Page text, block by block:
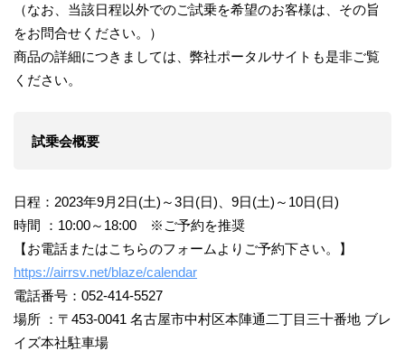
（なお、当該日程以外でのご試乗を希望のお客様は、その旨
をお問合せください。）
商品の詳細につきましては、弊社ポータルサイトも是非ご覧
ください。
試乗会概要
日程：2023年9⽉2⽇(土)～3⽇(日)、9日(土)～10日(日)
時間 ：10:00～18:00 ※ご予約を推奨
【お電話またはこちらのフォームよりご予約下さい。】
https://airrsv.net/blaze/calendar
電話番号：052-414-5527
場所 ：〒453-0041 名古屋市中村区本陣通二丁目三十番地 ブレ
イズ本社駐車場